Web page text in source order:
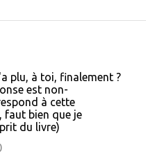
plu, à toi, finalement ?
est non-
à cette
faut bien que je
du livre)